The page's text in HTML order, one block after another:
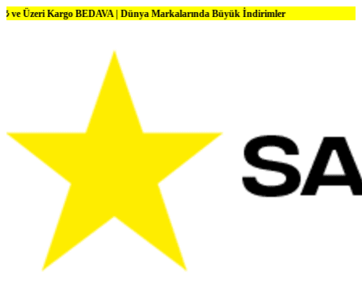
BEDAVA | Dünya Markalarında Büyük İndirimler